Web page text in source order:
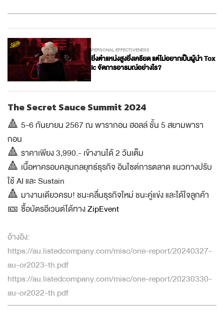
PERSONAL EFFECTIVENESS
ยิ่งตำแหน่งสูงยิ่งเครียด แต่ไม่อยากเป็นผู้นำ Tox
ic จัดการอารมณ์อย่างไร?
The Secret Sauce Summit 2024
🔺 5-6 กันยายน 2567 ณ พารากอน ฮอลล์ ชั้น 5 สยามพารา
กอน
🔺 ราคาเพียง 3,990.- เข้างานได้ 2 วันเต็ม
🔺 เนื้อหาครอบคลุมกลยุทธ์ธุรกิจ อินไซต์การตลาด แนวทางปรับ
ใช้ AI และ Sustain
🔺 มางานเดียวครบ! ชนะคลื่นธุรกิจใหม่ ชนะคู่แข่ง และได้ใจลูกค้า
🎫 ซื้อบัตรอีเวนต์ได้ทางZipEvent
อ้างอิง:
https://au.listedcompany.com/misc/one-report/20240327-
au-or2023-th.pdf
https://au.listedcompany.com/misc/one-report/20230330-
au-or2022-th.pdf